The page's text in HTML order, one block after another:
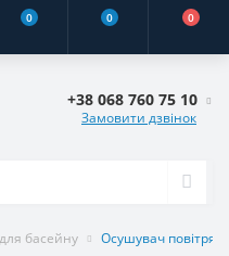
0 0 0
+38 068 760 75 10
Замовити дзвінок
басейну Осушувач повітря